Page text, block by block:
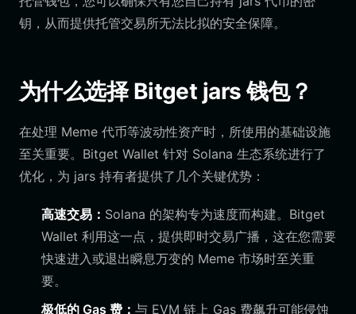
钥，从而提供托管交易所无法比拟的安全保障。
为什么选择 Bitget jars 钱包？
在处理 Meme 代币等波动性资产时，所使用的基础设施
至关重要。Bitget Wallet 针对 Solana 生态系统进行了
优化，为 jars 持有者提供了几个关键优势：
高速交易： Solana 的架构专为速度而构建。Bitget
Wallet 利用这一点，提供即时交易广播，这在您需要
快速进入或退出瞬息万变的 Meme 市场时至关重
要。
极低的 Gas 费： 与 EVM 链上 Gas 费飙升可能侵蚀